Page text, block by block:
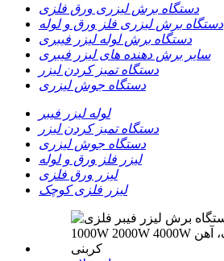
دستگاه برش لیزری ورق فلزی
دستگاه برش لیزری فلز ورق و لوله
دستگاه برش لوله لیزر فیبری
سایر برش دهنده های لیزر فیبری
دستگاه تمیز کردن لیزر
دستگاه جوش لیزری
لوله لیزر فیبر
دستگاه تمیز کردن لیزر
دستگاه جوش لیزری
لیزر فلز ورق و لوله
لیزر ورق فلزی
لیزر فلزی کوچک